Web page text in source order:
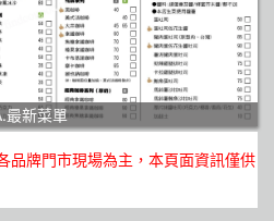
最新菜單
品牌門市現場為主，本頁面資訊僅供